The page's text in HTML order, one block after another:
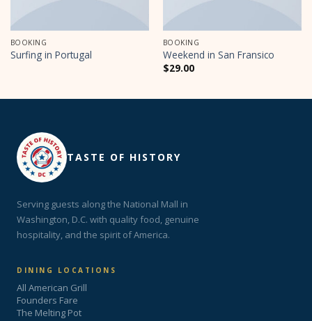
BOOKING
Surfing in Portugal
BOOKING
Weekend in San Fransico
$29.00
TASTE OF HISTORY
Serving guests along the National Mall in
Washington, D.C. with quality food, genuine
hospitality, and the spirit of America.
DINING LOCATIONS
All American Grill
Founders Fare
The Melting Pot